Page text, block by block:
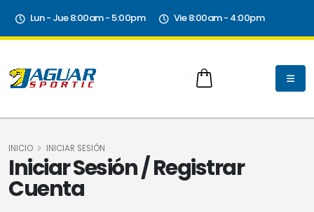
Lun - Jue 8:00am - 5:00pm Vie 8:00am - 4:00pm
Iniciar Sesión / Registrar
Cuenta
INICIO INICIAR SESIÓN